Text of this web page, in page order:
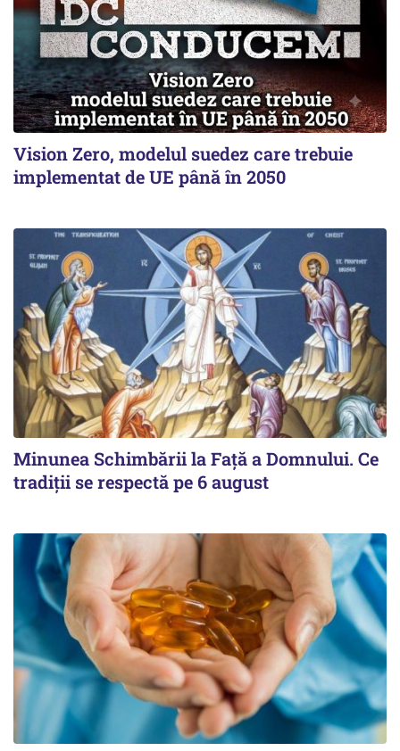
Vision Zero, modelul suedez care trebuie
implementat de UE până în 2050
Minunea Schimbării la Față a Domnului. Ce
tradiții se respectă pe 6 august